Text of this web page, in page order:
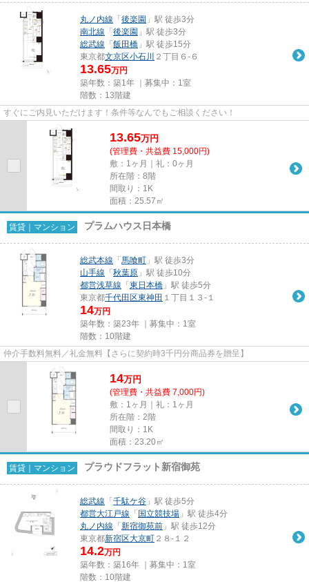
丸ノ内線 「 後楽園 」駅 徒歩3分
南北線 「 後楽園 」駅 徒歩3分
総武線 「 飯田橋 」駅 徒歩15分
東京都文京区小石川 ２丁目６-６
13.65万円
築年数：築1年 ｜募集中： 1室
階数：13階建
すぐにご内見いただけます！条件等なんでもご相談ください！
13.65万円
(管理費・共益費 15,000円)
敷：1ヶ月｜礼：0ヶ月
所在階：8階
間取り：1K
面積：25.57㎡
賃貸｜マンション プラムハウス日本橋
総武本線 「 馬喰町 」駅 徒歩3分
山手線 「 秋葉原 」駅 徒歩10分
都営浅草線 「 東日本橋 」駅 徒歩5分
東京都千代田区東神田 １丁目１３-１
14万円
築年数：築23年 ｜募集中： 1室
階数：10階建
仲介手数料無料／礼金無料【さらに契約時3千円分商品券を贈呈】
14万円
(管理費・共益費 7,000円)
敷：1ヶ月｜礼：1ヶ月
所在階：2階
間取り：1K
面積：23.20㎡
賃貸｜マンション プラウドフラット新宿御苑
総武線 「 千駄ケ谷 」駅 徒歩5分
都営大江戸線 「 国立競技場 」駅 徒歩4分
丸ノ内線 「 新宿御苑前 」駅 徒歩12分
東京都新宿区大京町 ２８-１２
14.2万円
築年数：築16年 ｜募集中： 1室
階数：10階建